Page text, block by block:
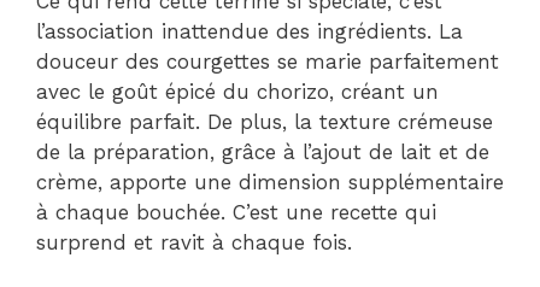
l’association inattendue des ingrédients. La
douceur des courgettes se marie parfaitement
avec le goût épicé du chorizo, créant un
équilibre parfait. De plus, la texture crémeuse
de la préparation, grâce à l’ajout de lait et de
crème, apporte une dimension supplémentaire
à chaque bouchée. C’est une recette qui
surprend et ravit à chaque fois.